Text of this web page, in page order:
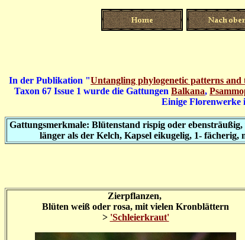
In der Publikation "Untangling phylogenetic patterns
Taxon 67 Issue 1 wurde die Gattungen Balkana,
Einige Florenwerke
Gattungsmerkmale: Blütenstand rispig oder
länger als der Kelch, Kapsel eikugelig, 1-
Zierpflanzen,
Blüten weiß oder rosa, mit vielen Kronblättern
> 'Schleierkraut'